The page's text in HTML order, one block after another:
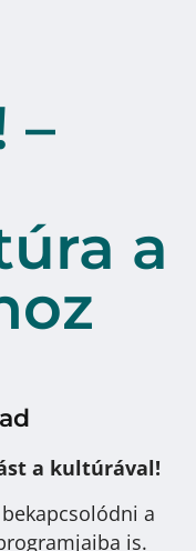
–
a
a kultúrával!
a
is.